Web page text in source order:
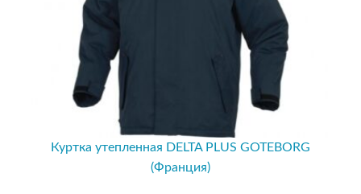
Куртка утепленная DELTA PLUS GOTEBORG
(Франция)